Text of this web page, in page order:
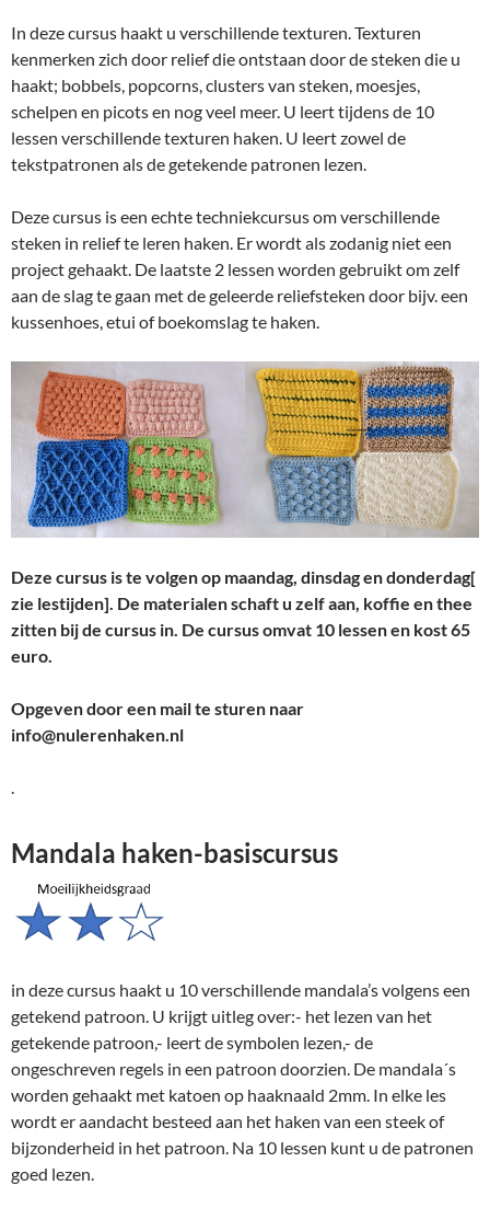
In deze cursus haakt u verschillende texturen. Texturen
kenmerken zich door relief die ontstaan door de steken die u
haakt; bobbels, popcorns, clusters van steken, moesjes,
schelpen en picots en nog veel meer. U leert tijdens de 10
lessen verschillende texturen haken. U leert zowel de
tekstpatronen als de getekende patronen lezen.
Deze cursus is een echte techniekcursus om verschillende
steken in relief te leren haken. Er wordt als zodanig niet een
project gehaakt. De laatste 2 lessen worden gebruikt om zelf
aan de slag te gaan met de geleerde reliefsteken door bijv. een
kussenhoes, etui of boekomslag te haken.
Deze cursus is te volgen op maandag, dinsdag en donderdag[
zie lestijden]. De materialen schaft u zelf aan, koffie en thee
zitten bij de cursus in. De cursus omvat 10 lessen en kost 65
euro.
Opgeven door een mail te sturen naar
info@nulerenhaken.nl
.
Mandala haken-basiscursus
in deze cursus haakt u 10 verschillende mandala’s volgens een
getekend patroon. U krijgt uitleg over:- het lezen van het
getekende patroon,- leert de symbolen lezen,- de
ongeschreven regels in een patroon doorzien. De mandala´s
worden gehaakt met katoen op haaknaald 2mm. In elke les
wordt er aandacht besteed aan het haken van een steek of
bijzonderheid in het patroon. Na 10 lessen kunt u de patronen
goed lezen.